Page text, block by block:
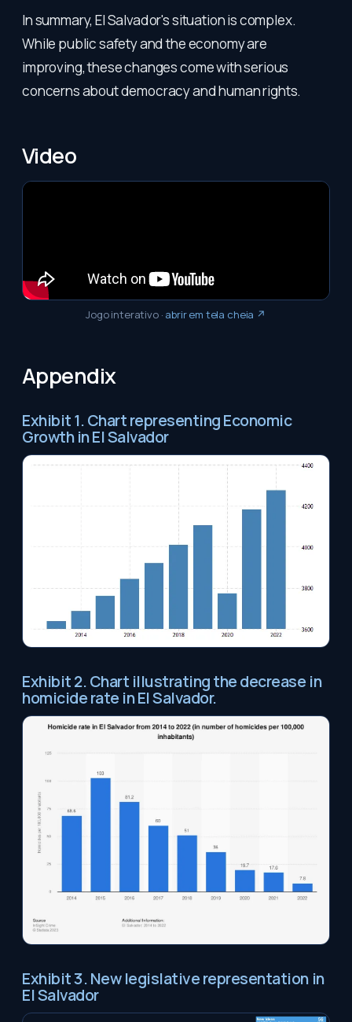
In summary, El Salvador's situation is complex.
While public safety and the economy are
improving, these changes come with serious
concerns about democracy and human rights.
Video
Jogo interativo· abrir em tela cheia ↗
Appendix
Exhibit 1. Chart representing Economic
Growth in El Salvador
Exhibit 2. Chart illustrating the decrease in
homicide rate in El Salvador.
Exhibit 3. New legislative representation in
El Salvador